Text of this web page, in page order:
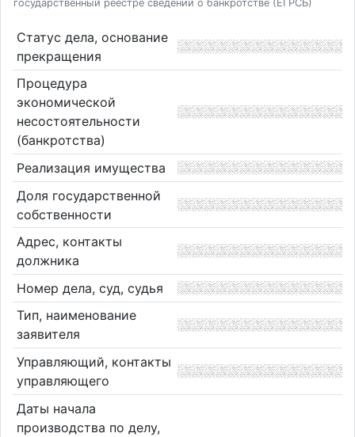
государственный реестре сведений о банкротстве (ЕГРСБ)
Статус дела, основание
прекращения
Процедура
экономической
несостоятельности
(банкротства)
Реализация имущества
Доля государственной
собственности
Адрес, контакты
должника
Номер дела, суд, судья
Тип, наименование
заявителя
Управляющий, контакты
управляющего
Даты начала
производства по делу,